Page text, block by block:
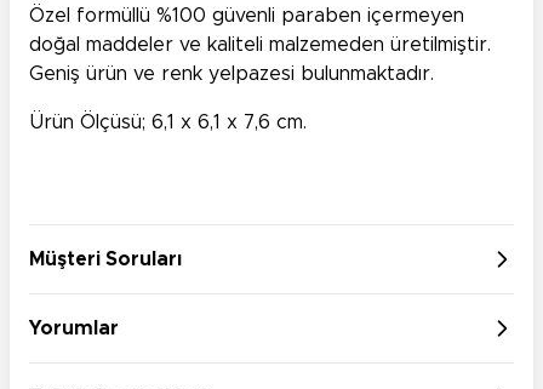
Özel formüllü %100 güvenli paraben içermeyen
doğal maddeler ve kaliteli malzemeden üretilmiştir.
Geniş ürün ve renk yelpazesi bulunmaktadır.
Ürün Ölçüsü; 6,1 x 6,1 x 7,6 cm.
Müşteri Soruları
Yorumlar